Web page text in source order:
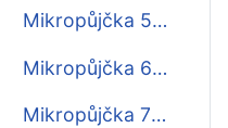
Mikropůjčka 5000
Mikropůjčka 6000
Mikropůjčka 7000